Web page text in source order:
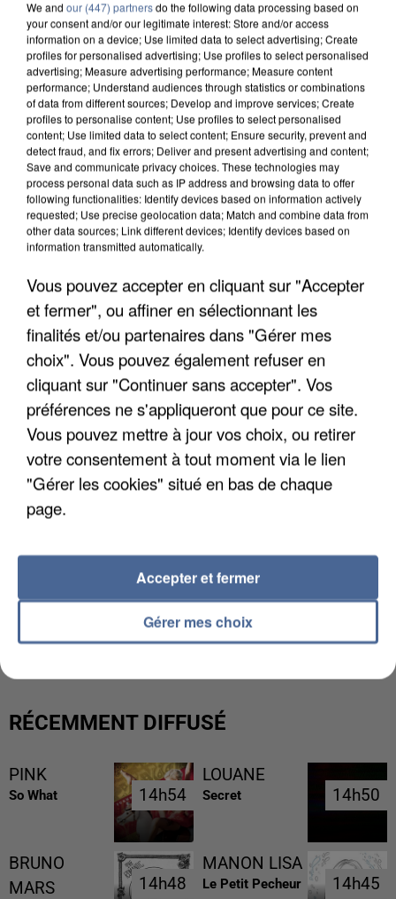
DE FAUNE SAUVAGE SONT...
L’UN DES FONDATEURS SUPPOSÉS DE LA DZ
MAFIA INTERPELLÉ EN ALGÉRIE
RÉCEMMENT DIFFUSÉ
PINK
So What 14h54
14h54
LOUANE
Secret 14h50
14h50
BRUNO
MARS
14h48
14h48
MANON LISA
Le Petit Pecheur 14h45
14h45
We and our (447) partnersdo the following data processing based on
your consent and/or our legitimate interest: Store and/or access
information on a device; Use limited data to select advertising; Create
profiles for personalised advertising; Use profiles to select personalised
advertising; Measure advertising performance; Measure content
performance; Understand audiences through statistics or combinations
of data from different sources; Develop and improve services; Create
profiles to personalise content; Use profiles to select personalised
content; Use limited data to select content; Ensure security, prevent and
detect fraud, and fix errors; Deliver and present advertising and content;
Save and communicate privacy choices. These technologies may
process personal data such as IP address and browsing data to offer
following functionalities: Identify devices based on information actively
requested; Use precise geolocation data; Match and combine data from
other data sources; Link different devices; Identify devices based on
information transmitted automatically.
Vous pouvez accepter en cliquant sur "Accepter
et fermer", ou affiner en sélectionnant les
finalités et/ou partenaires dans "Gérer mes
choix". Vous pouvez également refuser en
cliquant sur "Continuer sans accepter". Vos
préférences ne s'appliqueront que pour ce site.
Vous pouvez mettre à jour vos choix, ou retirer
votre consentement à tout moment via le lien
"Gérer les cookies" situé en bas de chaque
page.
Gérer mes choix
Accepter et fermer